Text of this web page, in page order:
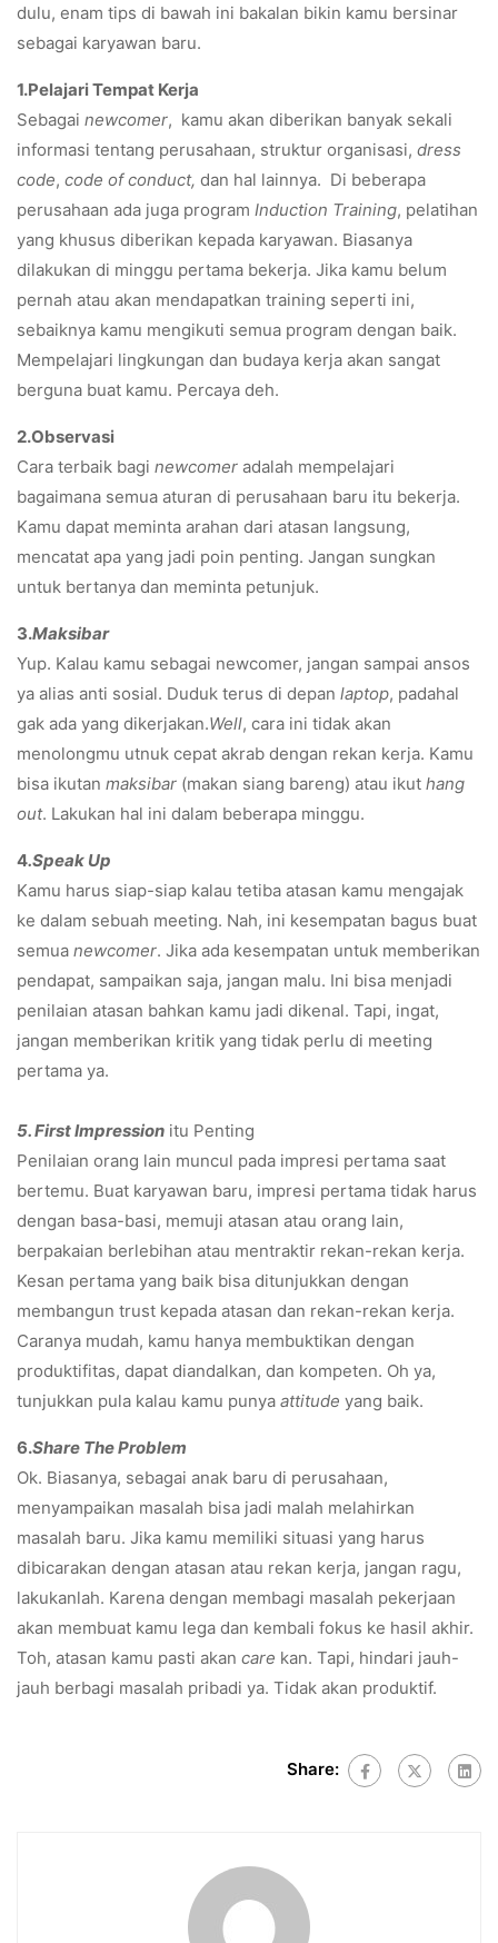
dulu, enam tips di bawah ini bakalan bikin kamu bersinar
sebagai karyawan baru.
1.Pelajari Tempat Kerja
Sebagai newcomer, kamu akan diberikan banyak sekali
informasi tentang perusahaan, struktur organisasi, dress
code, code of conduct, dan hal lainnya. Di beberapa
perusahaan ada juga program Induction Training, pelatihan
yang khusus diberikan kepada karyawan. Biasanya
dilakukan di minggu pertama bekerja. Jika kamu belum
pernah atau akan mendapatkan training seperti ini,
sebaiknya kamu mengikuti semua program dengan baik.
Mempelajari lingkungan dan budaya kerja akan sangat
berguna buat kamu. Percaya deh.
2.Observasi
Cara terbaik bagi newcomer adalah mempelajari
bagaimana semua aturan di perusahaan baru itu bekerja.
Kamu dapat meminta arahan dari atasan langsung,
mencatat apa yang jadi poin penting. Jangan sungkan
untuk bertanya dan meminta petunjuk.
3.Maksibar
Yup. Kalau kamu sebagai newcomer, jangan sampai ansos
ya alias anti sosial. Duduk terus di depan laptop, padahal
gak ada yang dikerjakan.Well, cara ini tidak akan
menolongmu utnuk cepat akrab dengan rekan kerja. Kamu
bisa ikutan maksibar (makan siang bareng) atau ikut hang
out. Lakukan hal ini dalam beberapa minggu.
4.Speak Up
Kamu harus siap-siap kalau tetiba atasan kamu mengajak
ke dalam sebuah meeting. Nah, ini kesempatan bagus buat
semua newcomer. Jika ada kesempatan untuk memberikan
pendapat, sampaikan saja, jangan malu. Ini bisa menjadi
penilaian atasan bahkan kamu jadi dikenal. Tapi, ingat,
jangan memberikan kritik yang tidak perlu di meeting
pertama ya.
5. First Impression itu Penting
Penilaian orang lain muncul pada impresi pertama saat
bertemu. Buat karyawan baru, impresi pertama tidak harus
dengan basa-basi, memuji atasan atau orang lain,
berpakaian berlebihan atau mentraktir rekan-rekan kerja.
Kesan pertama yang baik bisa ditunjukkan dengan
membangun trust kepada atasan dan rekan-rekan kerja.
Caranya mudah, kamu hanya membuktikan dengan
produktifitas, dapat diandalkan, dan kompeten. Oh ya,
tunjukkan pula kalau kamu punya attitude yang baik.
6.Share The Problem
Ok. Biasanya, sebagai anak baru di perusahaan,
menyampaikan masalah bisa jadi malah melahirkan
masalah baru. Jika kamu memiliki situasi yang harus
dibicarakan dengan atasan atau rekan kerja, jangan ragu,
lakukanlah. Karena dengan membagi masalah pekerjaan
akan membuat kamu lega dan kembali fokus ke hasil akhir.
Toh, atasan kamu pasti akan care kan. Tapi, hindari jauh-
jauh berbagi masalah pribadi ya. Tidak akan produktif.
Share: